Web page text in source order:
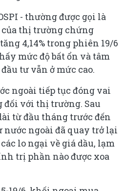
- thường được gọi là
của thị trường chứng
4,14% trong phiên 19/6
mức độ bất ổn và tâm
tư vẫn ở mức cao.
ngoài tiếp tục đóng vai
đối với thị trường. Sau
từ đầu tháng trước đến
nước ngoài đã quay trở lại
lo ngại về giá dầu, lạm
trị phần nào được xoa